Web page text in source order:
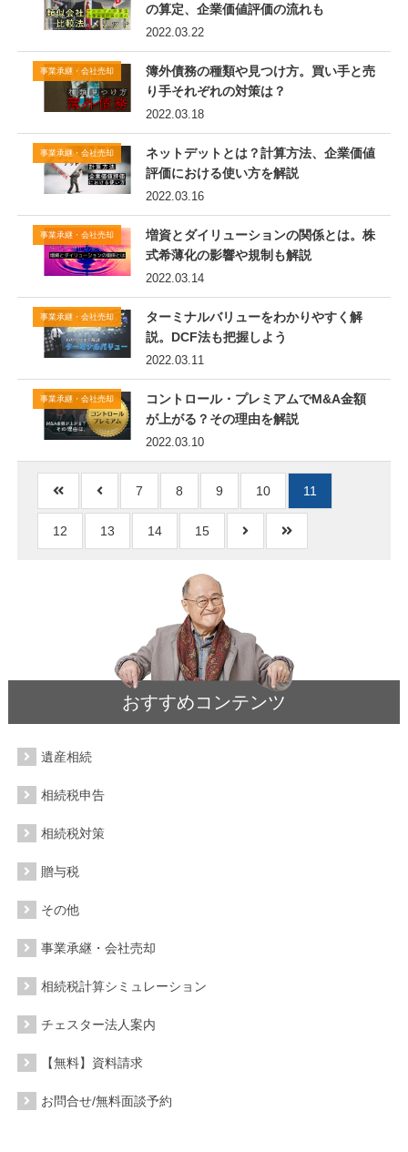
2022.03.22
の算定、企業価値評価の流れも
事業承継・会社売却
2022.03.18
簿外債務の種類や見つけ方。買い手と売
り手それぞれの対策は？
事業承継・会社売却
2022.03.16
ネットデットとは？計算方法、企業価値
評価における使い方を解説
事業承継・会社売却
2022.03.14
増資とダイリューションの関係とは。株
式希薄化の影響や規制も解説
事業承継・会社売却
2022.03.11
ターミナルバリューをわかりやすく解
説。DCF法も把握しよう
事業承継・会社売却
2022.03.10
コントロール・プレミアムでM&A金額
が上がる？その理由を解説
7 8 9 10 11
12 13 14 15
おすすめコンテンツ
遺産相続
相続税申告
相続税対策
贈与税
その他
事業承継・会社売却
相続税計算シミュレーション
チェスター法人案内
【無料】資料請求
お問合せ/無料面談予約